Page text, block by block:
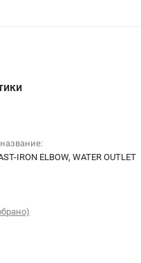
IRON ELBOW, WATER OUTLET